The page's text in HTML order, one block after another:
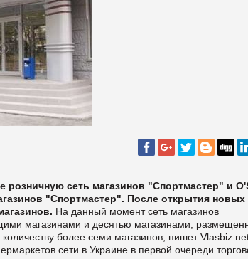
сеть магазинов "Спортмастер" и
"Спортмастер". После открытия новых
На данный момент сеть магазинов
магазинами и десятью магазинами,
количеству более семи магазинов, пишет
сети в Украине в первой очереди